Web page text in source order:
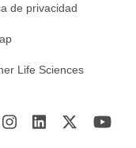
de privacidad
Life Sciences